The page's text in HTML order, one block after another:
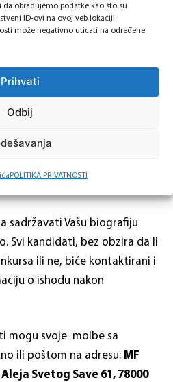
obrađujemo podatke kao što su
ID-ovi na ovoj veb lokaciji.
može negativno uticati na određene
Prihvati
Odbij
POLITIKA PRIVATNOSTI
i podstičemo
klijenata, tako i
fokusirano.
analitičkom promišljanju, a
sadržavati Vašu biografiju
Svi kandidati, bez obzira da li
ili ne, biće kontaktirani i
o ishodu nakon
mogu svoje molbe sa
ili poštom na adresu: MF
Svetog Save 61, 78000